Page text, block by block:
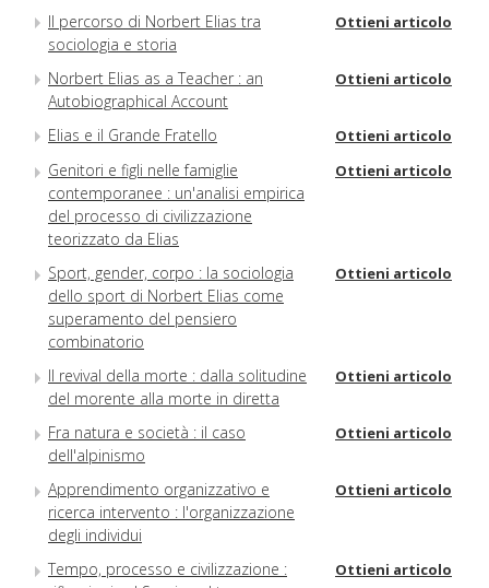
Il percorso di Norbert Elias tra
sociologia e storia
Ottieni articolo
Norbert Elias as a Teacher : an
Autobiographical Account
Ottieni articolo
Elias e il Grande Fratello Ottieni articolo
Genitori e figli nelle famiglie
contemporanee : un'analisi empirica
del processo di civilizzazione
teorizzato da Elias
Ottieni articolo
Sport, gender, corpo : la sociologia
dello sport di Norbert Elias come
superamento del pensiero
combinatorio
Ottieni articolo
Il revival della morte : dalla solitudine
del morente alla morte in diretta
Ottieni articolo
Fra natura e società : il caso
dell'alpinismo
Ottieni articolo
Apprendimento organizzativo e
ricerca intervento : l'organizzazione
degli individui
Ottieni articolo
Tempo, processo e civilizzazione :
Ottieni articolo